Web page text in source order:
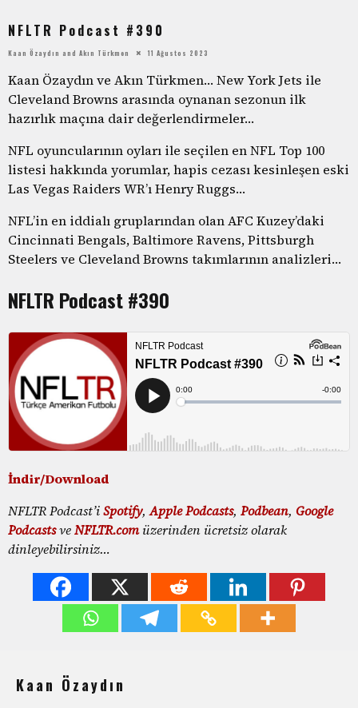
NFLTR Podcast #390
Kaan Özaydın and Akın Türkmen 11 Ağustos 2023
Kaan Özaydın ve Akın Türkmen… New York Jets ile
Cleveland Browns arasında oynanan sezonun ilk
hazırlık maçına dair değerlendirmeler…
NFL oyuncularının oyları ile seçilen en NFL Top 100
listesi hakkında yorumlar, hapis cezası kesinleşen eski
Las Vegas Raiders WR’ı Henry Ruggs…
NFL’in en iddialı gruplarından olan AFC Kuzey’daki
Cincinnati Bengals, Baltimore Ravens, Pittsburgh
Steelers ve Cleveland Browns takımlarının analizleri…
NFLTR Podcast #390
İndir/Download
NFLTR Podcast’iSpotify,Apple Podcasts, Podbean, Google
PodcastsveNFLTR.comüzerinden ücretsiz olarak
dinleyebilirsiniz…
Kaan Özaydın